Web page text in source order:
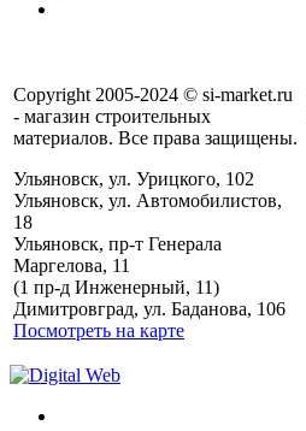
Copyright 2005-2024 © si-market.ru
- магазин строительных
материалов. Все права защищены.
Ульяновск, ул. Урицкого, 102
Ульяновск, ул. Автомобилистов,
18
Ульяновск, пр-т Генерала
Маргелова, 11
(1 пр-д Инженерный, 11)
Димитровград, ул. Баданова, 106
Посмотреть на карте